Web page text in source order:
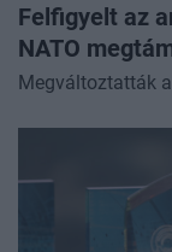
Felfigyelt az
NATO
Megváltoztatták